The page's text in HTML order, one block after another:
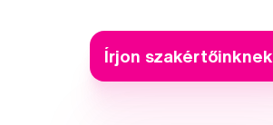
Írjon szakértőinknek